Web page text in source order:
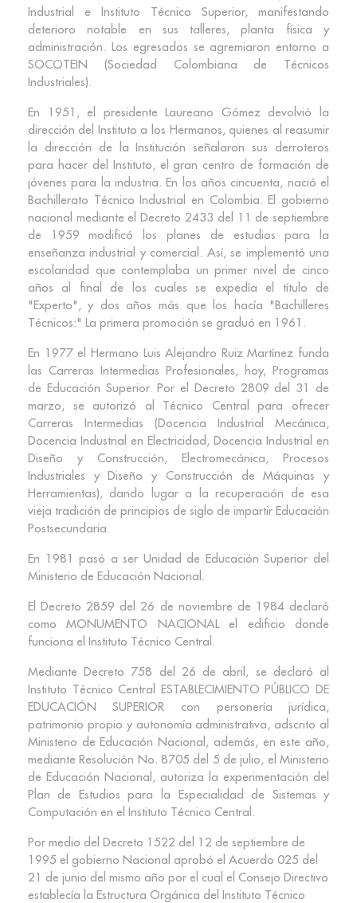
Industrial e Instituto Técnico Superior, manifestando
deterioro notable en sus talleres, planta física y
administración. Los egresados se agremiaron entorno a
SOCOTEIN (Sociedad Colombiana de Técnicos
Industriales).
En 1951, el presidente Laureano Gómez devolvió la
dirección del Instituto a los Hermanos, quienes al reasumir
la dirección de la Institución señalaron sus derroteros
para hacer del Instituto, el gran centro de formación de
jóvenes para la industria. En los años cincuenta, nació el
Bachillerato Técnico Industrial en Colombia. El gobierno
nacional mediante el Decreto 2433 del 11 de septiembre
de 1959 modificó los planes de estudios para la
enseñanza industrial y comercial. Así, se implementó una
escolaridad que contemplaba un primer nivel de cinco
años al final de los cuales se expedía el título de
"Experto", y dos años más que los hacía "Bachilleres
Técnicos:" La primera promoción se graduó en 1961.
En 1977 el Hermano Luis Alejandro Ruiz Martínez funda
las Carreras Intermedias Profesionales, hoy, Programas
de Educación Superior. Por el Decreto 2809 del 31 de
marzo, se autorizó al Técnico Central para ofrecer
Carreras Intermedias (Docencia Industrial Mecánica,
Docencia Industrial en Electricidad, Docencia Industrial en
Diseño y Construcción, Electromecánica, Procesos
Industriales y Diseño y Construcción de Máquinas y
Herramientas), dando lugar a la recuperación de esa
vieja tradición de principios de siglo de impartir Educación
Postsecundaria.
En 1981 pasó a ser Unidad de Educación Superior del
Ministerio de Educación Nacional.
El Decreto 2859 del 26 de noviembre de 1984 declaró
como MONUMENTO NACIONAL el edificio donde
funciona el Instituto Técnico Central.
Mediante Decreto 758 del 26 de abril, se declaró al
Instituto Técnico Central ESTABLECIMIENTO PÚBLICO DE
EDUCACIÓN SUPERIOR con personería jurídica,
patrimonio propio y autonomía administrativa, adscrito al
Ministerio de Educación Nacional, además, en este año,
mediante Resolución No. 8705 del 5 de julio, el Ministerio
de Educación Nacional, autoriza la experimentación del
Plan de Estudios para la Especialidad de Sistemas y
Computación en el Instituto Técnico Central.
Por medio del Decreto 1522 del 12 de septiembre de
1995 el gobierno Nacional aprobó el Acuerdo 025 del
21 de junio del mismo año por el cual el Consejo Directivo
establecía la Estructura Orgánica del Instituto Técnico